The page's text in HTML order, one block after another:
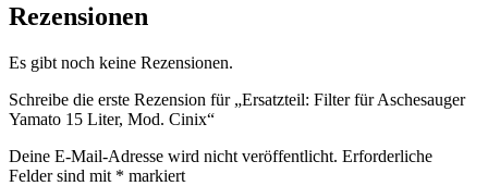
Rezensionen
Es gibt noch keine Rezensionen.
Schreibe die erste Rezension für „Ersatzteil: Filter für Aschesauger
Yamato 15 Liter, Mod. Cinix“
Deine E-Mail-Adresse wird nicht veröffentlicht. Erforderliche
Felder sind mit * markiert